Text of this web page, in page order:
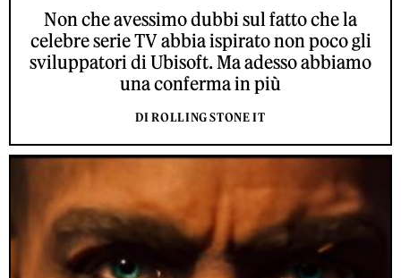
Non che avessimo dubbi sul fatto che la
celebre serie TV abbia ispirato non poco gli
sviluppatori di Ubisoft. Ma adesso abbiamo
una conferma in più
DI ROLLING STONE IT